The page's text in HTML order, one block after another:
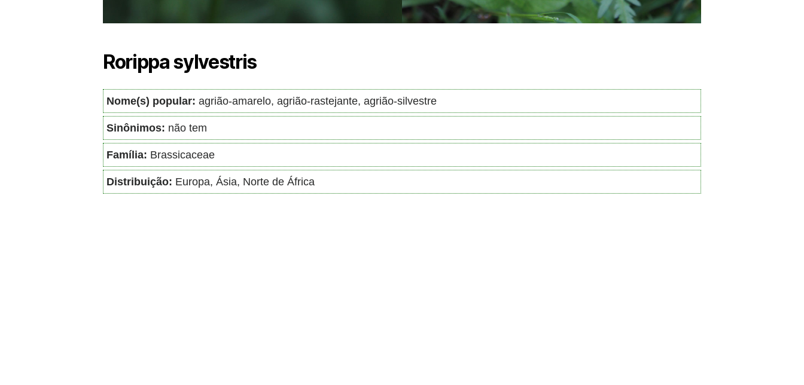
Rorippa sylvestris
Nome(s) popular: agrião-amarelo, agrião-rastejante, agrião-silvestre
Sinônimos: não tem
Família: Brassicaceae
Distribuição: Europa, Ásia, Norte de África